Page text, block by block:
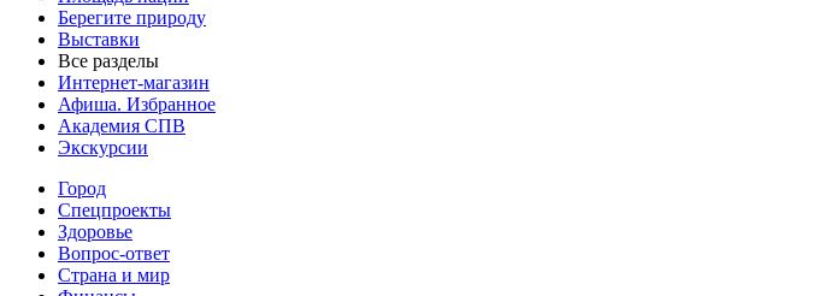
Берегите природу
Выставки
Все разделы
Интернет-магазин
Афиша. Избранное
Академия СПВ
Экскурсии
Город
Спецпроекты
Здоровье
Вопрос-ответ
Страна и мир